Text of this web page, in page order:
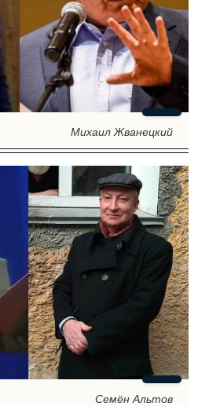
Михаил Жванецкий
Семён Альтов